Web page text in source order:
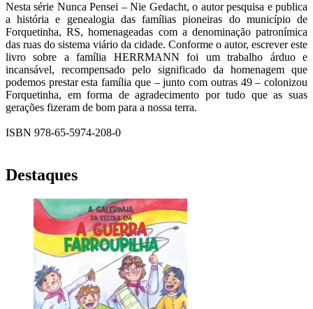
Nesta série Nunca Pensei – Nie Gedacht, o autor pesquisa e publica
a história e genealogia das famílias pioneiras do município de
Forquetinha, RS, homenageadas com a denominação patronímica
das ruas do sistema viário da cidade. Conforme o autor, escrever este
livro sobre a família HERRMANN foi um trabalho árduo e
incansável, recompensado pelo significado da homenagem que
podemos prestar esta família que – junto com outras 49 – colonizou
Forquetinha, em forma de agradecimento por tudo que as suas
gerações fizeram de bom para a nossa terra.
ISBN 978-65-5974-208-0
Destaques